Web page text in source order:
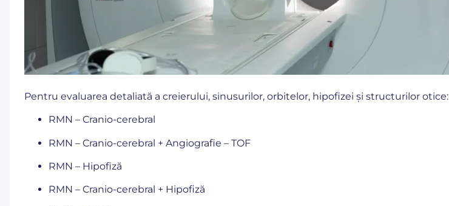
Pentru evaluarea detaliată a creierului, sinusurilor, orbitelor, hipofizei și structurilor otice:
RMN – Cranio-cerebral
RMN – Cranio-cerebral + Angiografie – TOF
RMN – Hipofiză
RMN – Cranio-cerebral + Hipofiză